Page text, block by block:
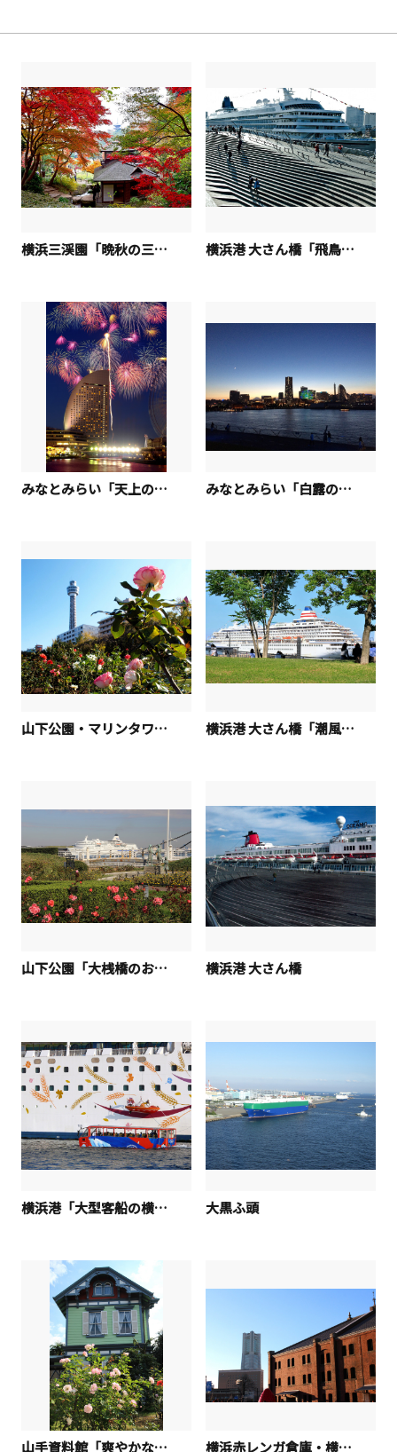
横浜三渓園「晩秋の三溪園」 横浜港 大さん橋「飛鳥のいる港」
みなとみらい「天上の華」 みなとみらい「白露の三日月」
山下公園・マリンタワー「天高く輝け」 横浜港 大さん橋「潮風に誘われて」
山下公園「大桟橋のお客様をおもてなし」 横浜港 大さん橋
横浜港「大型客船の横を走る水陸両用バス」 大黒ふ頭
山手資料館「爽やかな香に魅せられて」 横浜赤レンガ倉庫・横浜ランドマークタワー